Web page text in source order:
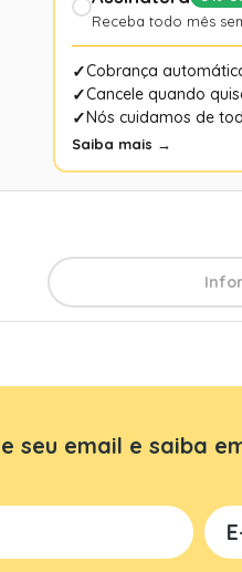
Receba todo mês
Cobrança
Cancele quando
Nós cuidamos de
Saiba mais →
seu email e saiba